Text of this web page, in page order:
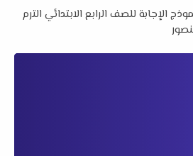
الإجابة للصف الرابع الابتدائي الترم